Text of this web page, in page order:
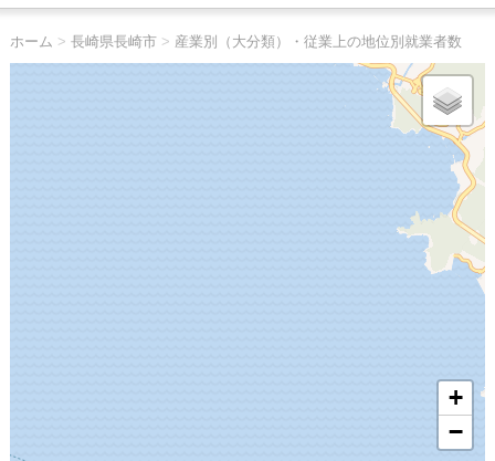
ホーム > 長崎県長崎市> 産業別（大分類）・従業上の地位別就業者数
+
−